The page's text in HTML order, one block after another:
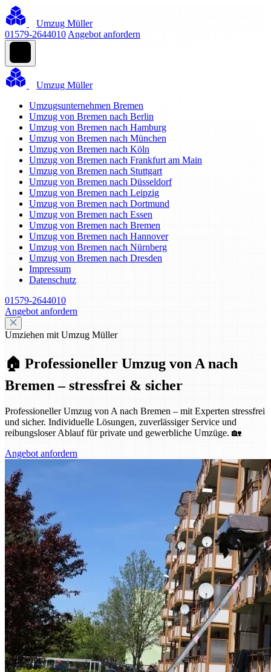
Umzug Müller
01579-2644010 Angebot anfordern
Umzug Müller
Umzugsunternehmen Bremen
Umzug von Bremen nach Berlin
Umzug von Bremen nach Hamburg
Umzug von Bremen nach München
Umzug von Bremen nach Köln
Umzug von Bremen nach Frankfurt am Main
Umzug von Bremen nach Stuttgart
Umzug von Bremen nach Düsseldorf
Umzug von Bremen nach Leipzig
Umzug von Bremen nach Dortmund
Umzug von Bremen nach Essen
Umzug von Bremen nach Bremen
Umzug von Bremen nach Hannover
Umzug von Bremen nach Nürnberg
Umzug von Bremen nach Dresden
Impressum
Datenschutz
01579-2644010
Angebot anfordern
Umziehen mit Umzug Müller
🏠 Professioneller Umzug von A nach
Bremen – stressfrei & sicher
Professioneller Umzug von A nach Bremen – mit Experten stressfrei
und sicher. Individuelle Lösungen, zuverlässiger Service und
reibungsloser Ablauf für private und gewerbliche Umzüge. 🏡
Angebot anfordern